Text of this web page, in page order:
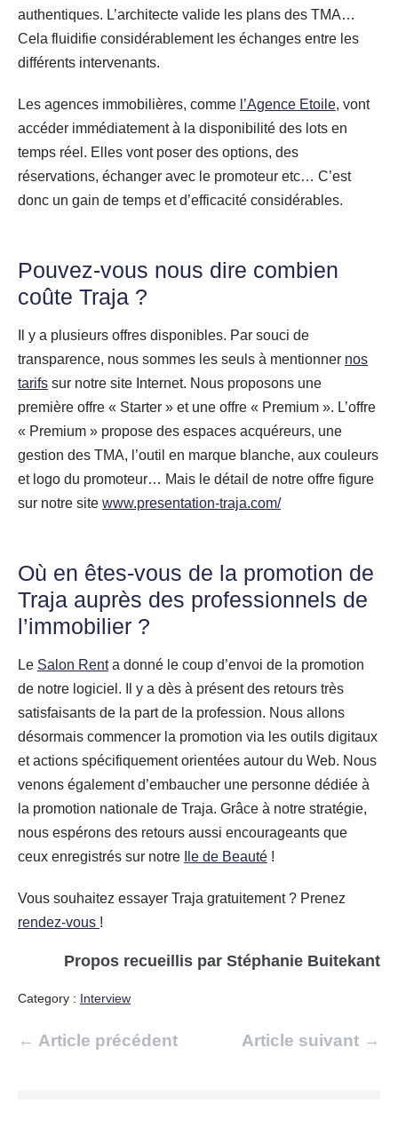
authentiques. L’architecte valide les plans des TMA…
Cela fluidifie considérablement les échanges entre les
différents intervenants.
Les agences immobilières, comme l’Agence Etoile, vont
accéder immédiatement à la disponibilité des lots en
temps réel. Elles vont poser des options, des
réservations, échanger avec le promoteur etc… C’est
donc un gain de temps et d’efficacité considérables.
Pouvez-vous nous dire combien
coûte Traja ?
Il y a plusieurs offres disponibles. Par souci de
transparence, nous sommes les seuls à mentionner nos
tarifs sur notre site Internet. Nous proposons une
première offre « Starter » et une offre « Premium ». L’offre
« Premium » propose des espaces acquéreurs, une
gestion des TMA, l’outil en marque blanche, aux couleurs
et logo du promoteur… Mais le détail de notre offre figure
sur notre site www.presentation-traja.com/
Où en êtes-vous de la promotion de
Traja auprès des professionnels de
l’immobilier ?
Le Salon Renta donné le coup d’envoi de la promotion
de notre logiciel. Il y a dès à présent des retours très
satisfaisants de la part de la profession. Nous allons
désormais commencer la promotion via les outils digitaux
et actions spécifiquement orientées autour du Web. Nous
venons également d’embaucher une personne dédiée à
la promotion nationale de Traja. Grâce à notre stratégie,
nous espérons des retours aussi encourageants que
ceux enregistrés sur notre
Ile de Beauté !
Vous souhaitez essayer Traja gratuitement ? Prenez
rendez-vous !
Propos recueillis par Stéphanie Buitekant
Category : Interview
Navigation
← Article précédent Article suivant →